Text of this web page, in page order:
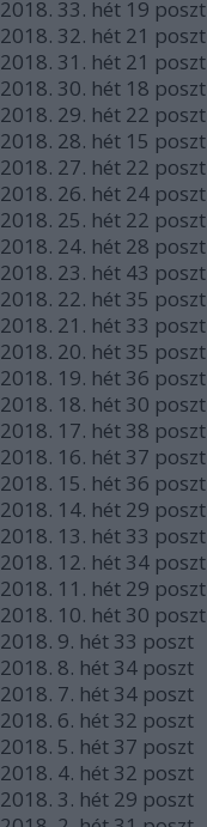
2018. 33. hét 19 poszt
2018. 32. hét 21 poszt
2018. 31. hét 21 poszt
2018. 30. hét 18 poszt
2018. 29. hét 22 poszt
2018. 28. hét 15 poszt
2018. 27. hét 22 poszt
2018. 26. hét 24 poszt
2018. 25. hét 22 poszt
2018. 24. hét 28 poszt
2018. 23. hét 43 poszt
2018. 22. hét 35 poszt
2018. 21. hét 33 poszt
2018. 20. hét 35 poszt
2018. 19. hét 36 poszt
2018. 18. hét 30 poszt
2018. 17. hét 38 poszt
2018. 16. hét 37 poszt
2018. 15. hét 36 poszt
2018. 14. hét 29 poszt
2018. 13. hét 33 poszt
2018. 12. hét 34 poszt
2018. 11. hét 29 poszt
2018. 10. hét 30 poszt
2018. 9. hét 33 poszt
2018. 8. hét 34 poszt
2018. 7. hét 34 poszt
2018. 6. hét 32 poszt
2018. 5. hét 37 poszt
2018. 4. hét 32 poszt
2018. 3. hét 29 poszt